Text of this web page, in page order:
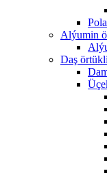
Alýumin
Daş